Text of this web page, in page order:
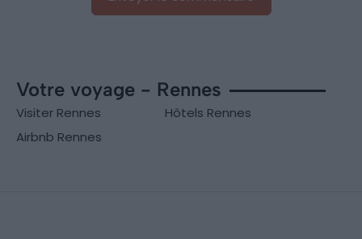
Votre voyage - Rennes
Visiter Rennes
Hôtels Rennes
Airbnb Rennes